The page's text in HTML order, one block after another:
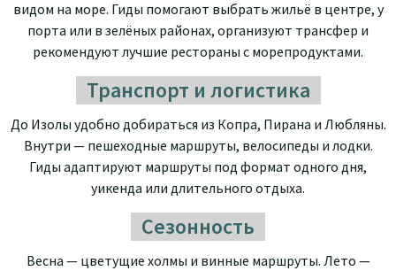
видом на море. Гиды помогают выбрать жильё в центре, у
порта или в зелёных районах, организуют трансфер и
рекомендуют лучшие рестораны с морепродуктами.
Транспорт и логистика
До Изолы удобно добираться из Копра, Пирана и Любляны.
Внутри — пешеходные маршруты, велосипеды и лодки.
Гиды адаптируют маршруты под формат одного дня,
уикенда или длительного отдыха.
Сезонность
Весна — цветущие холмы и винные маршруты. Лето —